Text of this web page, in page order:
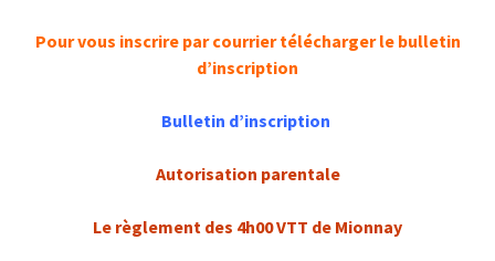
Pour vous inscrire par courrier télécharger le bulletin
d’inscription
Bulletin d’inscription
Autorisation parentale
Le règlement des 4h00 VTT de Mionnay